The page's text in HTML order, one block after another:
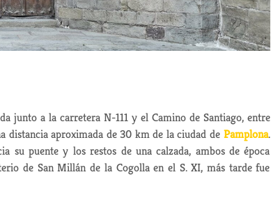
junto a la carretera N-111 y el Camino de Santiago, entre
distancia aproximada de 30 km de la ciudad de Pamplona.
su puente y los restos de una calzada, ambos de época
de San Millán de la Cogolla en el S. XI, más tarde fue